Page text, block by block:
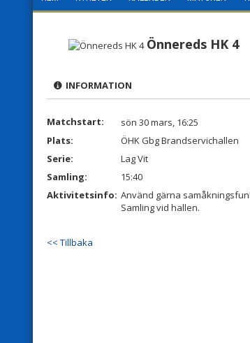
Önnereds HK 4
INFORMATION
Matchstart:
sön 30 mars, 16:25
Plats:
ÖHK Gbg Brandservichallen
Serie:
Lag Vit
Samling:
15:40
Aktivitetsinfo: Använd gärna
Samling vid hallen.
<< Tillbaka